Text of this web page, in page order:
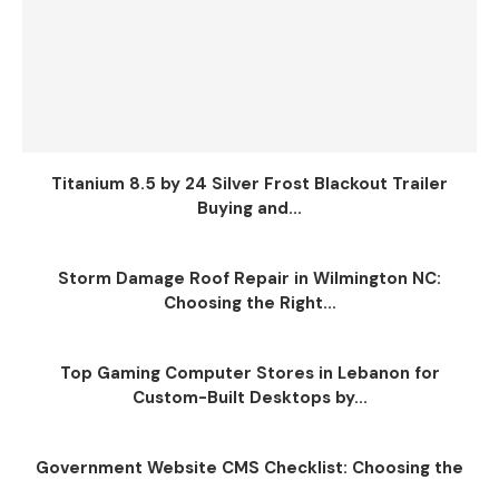
Titanium 8.5 by 24 Silver Frost Blackout Trailer
Buying and...
Storm Damage Roof Repair in Wilmington NC:
Choosing the Right...
Top Gaming Computer Stores in Lebanon for
Custom-Built Desktops by...
Government Website CMS Checklist: Choosing the